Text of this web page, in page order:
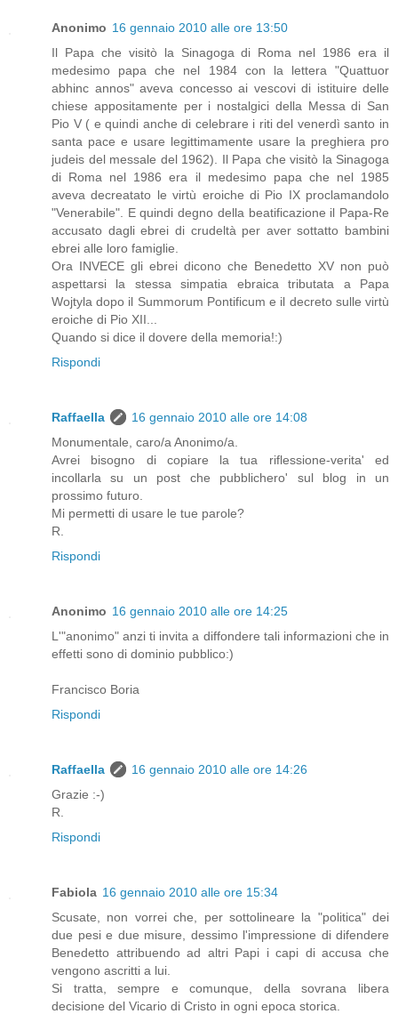
Anonimo 16 gennaio 2010 alle ore 13:50
Il Papa che visitò la Sinagoga di Roma nel 1986 era il
medesimo papa che nel 1984 con la lettera "Quattuor
abhinc annos" aveva concesso ai vescovi di istituire delle
chiese appositamente per i nostalgici della Messa di San
Pio V ( e quindi anche di celebrare i riti del venerdì santo in
santa pace e usare legittimamente usare la preghiera pro
judeis del messale del 1962). Il Papa che visitò la Sinagoga
di Roma nel 1986 era il medesimo papa che nel 1985
aveva decreatato le virtù eroiche di Pio IX proclamandolo
"Venerabile". E quindi degno della beatificazione il Papa-Re
accusato dagli ebrei di crudeltà per aver sottatto bambini
ebrei alle loro famiglie.
Ora INVECE gli ebrei dicono che Benedetto XV non può
aspettarsi la stessa simpatia ebraica tributata a Papa
Wojtyla dopo il Summorum Pontificum e il decreto sulle virtù
eroiche di Pio XII...
Quando si dice il dovere della memoria!:)
Rispondi
Raffaella
16 gennaio 2010 alle ore 14:08
Monumentale, caro/a Anonimo/a.
Avrei bisogno di copiare la tua riflessione-verita' ed
incollarla su un post che pubblichero' sul blog in un
prossimo futuro.
Mi permetti di usare le tue parole?
R.
Rispondi
Anonimo 16 gennaio 2010 alle ore 14:25
L'"anonimo" anzi ti invita a diffondere tali informazioni che in
effetti sono di dominio pubblico:)
Francisco Boria
Rispondi
Raffaella
16 gennaio 2010 alle ore 14:26
Grazie :-)
R.
Rispondi
Fabiola 16 gennaio 2010 alle ore 15:34
Scusate, non vorrei che, per sottolineare la "politica" dei
due pesi e due misure, dessimo l'impressione di difendere
Benedetto attribuendo ad altri Papi i capi di accusa che
vengono ascritti a lui.
Si tratta, sempre e comunque, della sovrana libera
decisione del Vicario di Cristo in ogni epoca storica.